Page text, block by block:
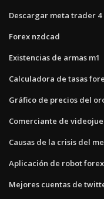
Descargar meta trader 4
Forex nzdcad
Existencias de armas m1
Calculadora de tasas
Gráfico de precios del
Comerciante de
Causas de la crisis del
Aplicación de robot forex
Mejores cuentas de